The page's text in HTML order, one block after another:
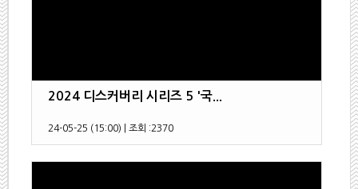
2024 디스커버리 시리즈 5 '국...
24-05-25 (15:00) 조회 :2370